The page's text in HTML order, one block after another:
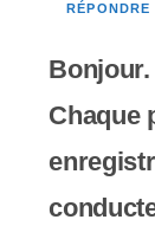
RÉPONDRE
Bonjour.
Chaque